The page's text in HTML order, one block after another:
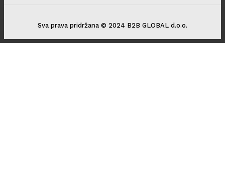
Sva prava pridržana © 2024 B2B GLOBAL d.o.o.